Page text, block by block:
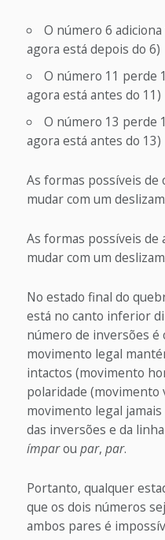
O número 6
agora está depois do 6)
O número 11 perde
agora está antes do 11)
O número 13 perde
agora está antes do 13)
As formas possíveis
mudar com um
As formas possíveis de
mudar com um
No estado final do
está no canto inferior
número de inversões é
movimento legal
intactos (movimento
polaridade (movimento
movimento legal
das inversões e da
ímparou par, par.
Portanto, qualquer
que os dois números
ambos pares é